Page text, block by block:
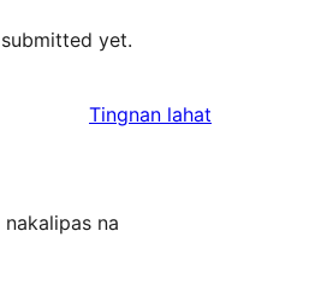
yet.
Tingnan lahat
na